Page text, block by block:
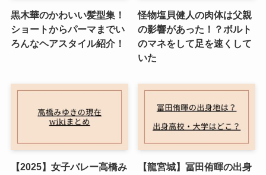
黒木華のかわいい髪型集！
ショートからパーマまでい
ろんなヘアスタイル紹介！
怪物塩貝健人の肉体は父親
の影響があった！？ボルト
のマネをして足を速くして
いた
【2025】女子バレー高橋み
【龍宮城】冨田侑暉の出身